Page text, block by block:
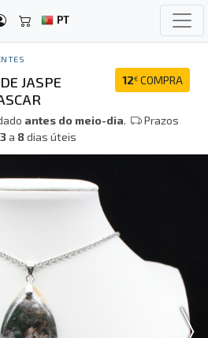
PT
12€ COMPRA
JASPE
antes do meio-dia.
Prazos
3a 8dias úteis